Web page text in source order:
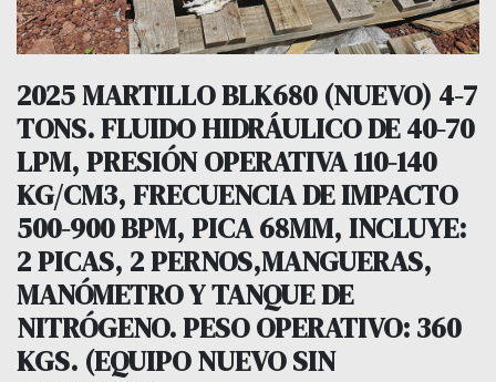
2025 MARTILLO BLK680 (NUEVO) 4-7
TONS. FLUIDO HIDRÁULICO DE 40-70
LPM, PRESIÓN OPERATIVA 110-140
KG/CM3, FRECUENCIA DE IMPACTO
500-900 BPM, PICA 68MM, INCLUYE:
2 PICAS, 2 PERNOS,MANGUERAS,
MANÓMETRO Y TANQUE DE
NITRÓGENO. PESO OPERATIVO: 360
KGS. (EQUIPO NUEVO SIN